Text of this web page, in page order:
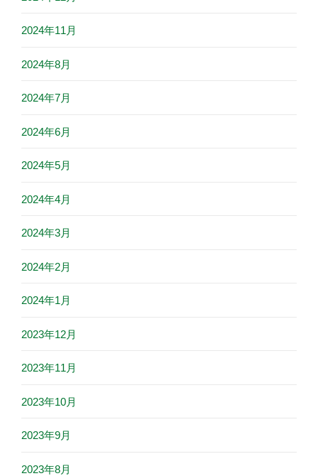
2024年11月
2024年8月
2024年7月
2024年6月
2024年5月
2024年4月
2024年3月
2024年2月
2024年1月
2023年12月
2023年11月
2023年10月
2023年9月
2023年8月